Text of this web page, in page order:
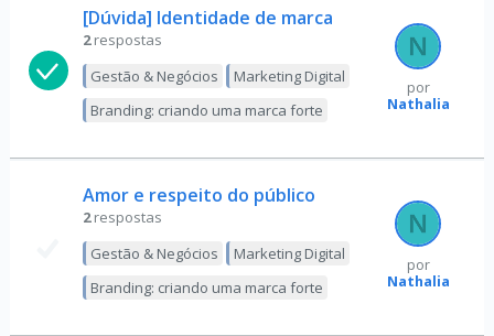
[Dúvida] Identidade de marca
2 respostas
Gestão & Negócios
Marketing Digital
Branding: criando uma marca forte
por
Nathalia
Amor e respeito do público
2 respostas
Gestão & Negócios
Marketing Digital
Branding: criando uma marca forte
por
Nathalia